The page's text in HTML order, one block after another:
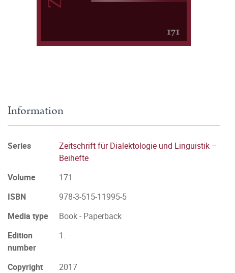
Information
Series
Zeitschrift für Dialektologie und Linguistik –
Beihefte
Volume
171
ISBN
978-3-515-11995-5
Media type
Book - Paperback
Edition
number
1.
Copyright
2017